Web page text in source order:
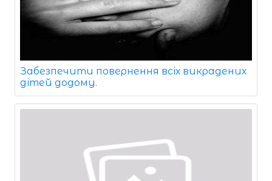
Забезпечити повернення всіх викрадених
дітей додому.